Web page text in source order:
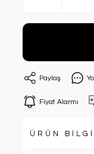
Paylaş
Fiyat Alarmı
ÜRÜN